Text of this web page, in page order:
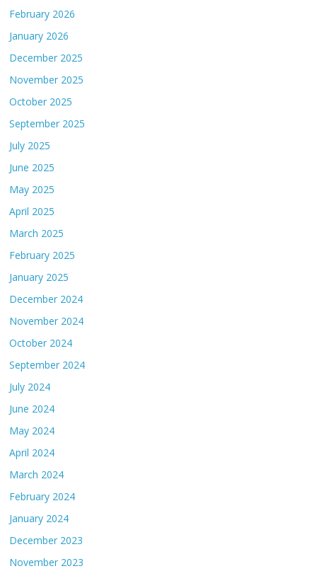
February 2026
January 2026
December 2025
November 2025
October 2025
September 2025
July 2025
June 2025
May 2025
April 2025
March 2025
February 2025
January 2025
December 2024
November 2024
October 2024
September 2024
July 2024
June 2024
May 2024
April 2024
March 2024
February 2024
January 2024
December 2023
November 2023